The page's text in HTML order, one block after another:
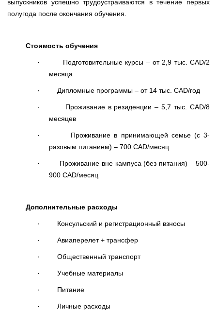
выпускников успешно трудоустраиваются в течение первых
полугода после окончания обучения.
Стоимость обучения
· Подготовительные курсы – от 2,9 тыс.CAD/2
месяца
· Дипломные программы – от 14 тыс. CAD/год
· Проживание в резиденции – 5,7 тыс. CAD/8
месяцев
·
Проживание в принимающей семье (с 3-
разовым питанием) – 700 CAD/месяц
·
Проживание вне кампуса (без питания) – 500-
900 CAD/месяц
Дополнительные расходы
· Консульский и регистрационный взносы
· Авиаперелет + трансфер
· Общественный транспорт
· Учебные материалы
· Питание
· Личные расходы